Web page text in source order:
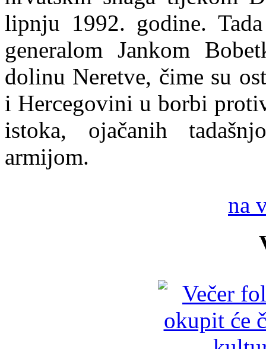
lipnju 1992. godine.
generalom Jankom
dolinu Neretve, čime su
i Hercegovini u borbi
istoka, ojačanih
armijom.
na